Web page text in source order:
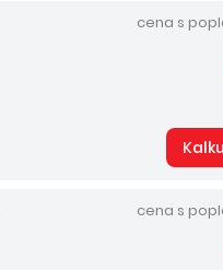
cena s
cena s